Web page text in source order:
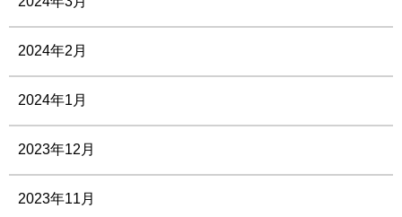
2024年2月
2024年1月
2023年12月
2023年11月